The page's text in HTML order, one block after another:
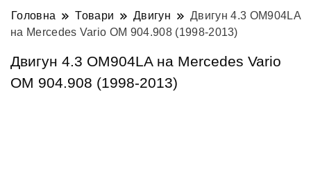
Головна Товари Двигун
Двигун 4.3 OM904LA
на Mercedes Vario OM 904.908 (1998-2013)
Двигун 4.3 OM904LA на Mercedes Vario
OM 904.908 (1998-2013)